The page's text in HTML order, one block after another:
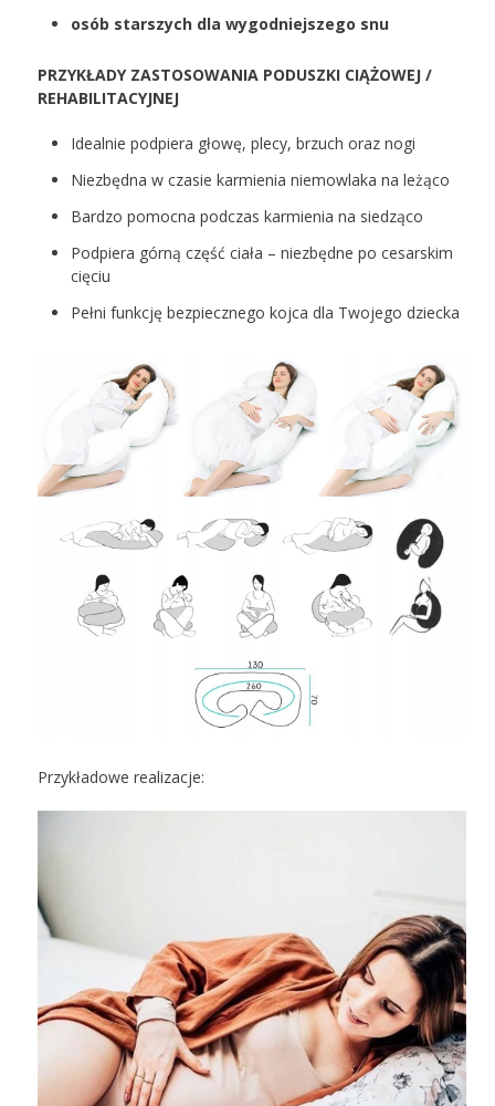
osób starszych dla wygodniejszego snu
PRZYKŁADY ZASTOSOWANIA PODUSZKI CIĄŻOWEJ /
REHABILITACYJNEJ
Idealnie podpiera głowę, plecy, brzuch oraz nogi
Niezbędna w czasie karmienia niemowlaka na leżąco
Bardzo pomocna podczas karmienia na siedząco
Podpiera górną część ciała – niezbędne po cesarskim
cięciu
Pełni funkcję bezpiecznego kojca dla Twojego dziecka
Przykładowe realizacje: